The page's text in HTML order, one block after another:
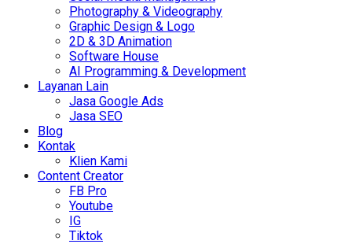
Photography & Videography
Graphic Design & Logo
2D & 3D Animation
Software House
AI Programming & Development
Layanan Lain
Jasa Google Ads
Jasa SEO
Blog
Kontak
Klien Kami
Content Creator
FB Pro
Youtube
IG
Tiktok